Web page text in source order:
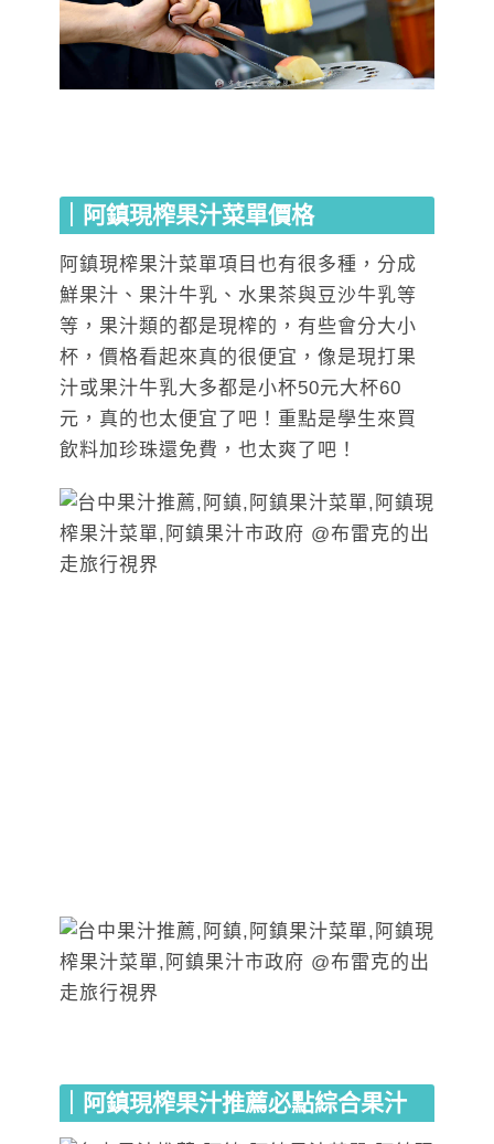
阿鎮現榨果汁菜單價格
阿鎮現榨果汁菜單項目也有很多種，分成
鮮果汁、果汁牛乳、水果茶與豆沙牛乳等
等，果汁類的都是現榨的，有些會分大小
杯，價格看起來真的很便宜，像是現打果
汁或果汁牛乳大多都是小杯50元大杯60
元，真的也太便宜了吧！重點是學生來買
飲料加珍珠還免費，也太爽了吧！
阿鎮現榨果汁推薦必點綜合果汁